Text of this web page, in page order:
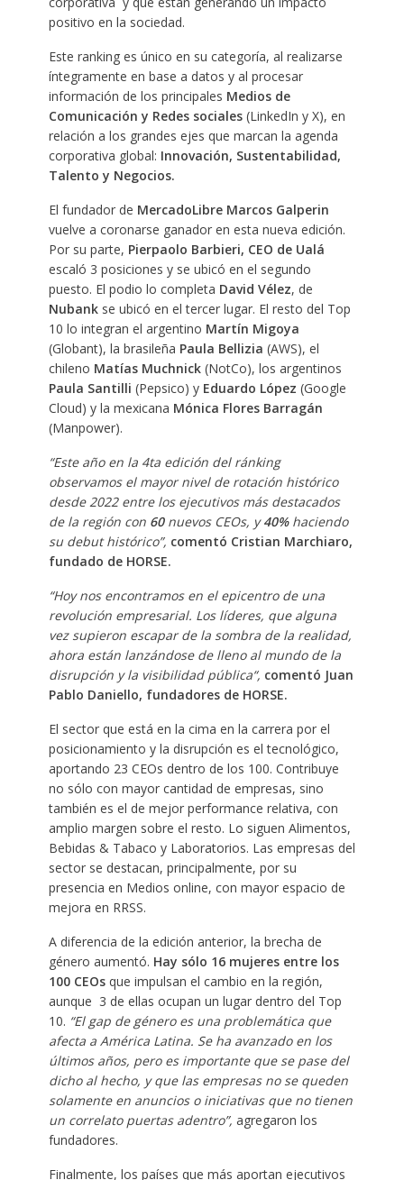
positivo en la sociedad.
Este ranking es único en su categoría, al realizarse
íntegramente en base a datos y al procesar
información de los principales Medios de
Comunicación y Redes sociales(LinkedIn y X), en
relación a los grandes ejes que marcan la agenda
corporativa global: Innovación, Sustentabilidad,
Talento y Negocios.
El fundador de MercadoLibre Marcos Galperin
vuelve a coronarse ganador en esta nueva edición.
Por su parte, Pierpaolo Barbieri, CEO de Ualá
escaló 3 posiciones y se ubicó en el segundo
puesto. El podio lo completa David Vélez, de
Nubankse ubicó en el tercer lugar. El resto del Top
10 lo integran el argentino Martín Migoya
(Globant), la brasileña Paula Bellizia (AWS), el
chileno Matías Muchnick(NotCo), los argentinos
Paula Santilli (Pepsico) y Eduardo López (Google
Cloud) y la mexicana Mónica Flores Barragán
(Manpower).
“Este año en la 4ta edición del ránking
observamos el mayor nivel de rotación histórico
desde 2022 entre los ejecutivos más destacados
de la región con 60nuevos CEOs, y40%haciendo
su debut histórico”, comentó Cristian Marchiaro,
fundado de HORSE.
“Hoy nos encontramos en el epicentro de una
revolución empresarial. Los líderes, que alguna
vez supieron escapar de la sombra de la realidad,
ahora están lanzándose de lleno al mundo de la
disrupción y la visibilidad pública“, comentó Juan
Pablo Daniello, fundadores de HORSE.
El sector que está en la cima en la carrera por el
posicionamiento y la disrupción es el tecnológico,
aportando 23 CEOs dentro de los 100. Contribuye
no sólo con mayor cantidad de empresas, sino
también es el de mejor performance relativa, con
amplio margen sobre el resto. Lo siguen Alimentos,
Bebidas & Tabaco y Laboratorios. Las empresas del
sector se destacan, principalmente, por su
presencia en Medios online, con mayor espacio de
mejora en RRSS.
A diferencia de la edición anterior, la brecha de
género aumentó. Hay sólo 16 mujeres entre los
100 CEOsque impulsan el cambio en la región,
aunque 3 de ellas ocupan un lugar dentro del Top
10. “El gap de género es una problemática que
afecta a América Latina. Se ha avanzado en los
últimos años, pero es importante que se pase del
dicho al hecho, y que las empresas no se queden
solamente en anuncios o iniciativas que no tienen
un correlato puertas adentro”, agregaron los
fundadores.
Finalmente, los países que más aportan ejecutivos